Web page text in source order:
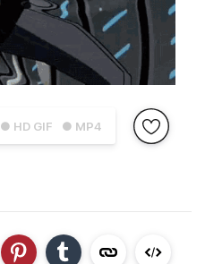
● HD GIF ● MP4